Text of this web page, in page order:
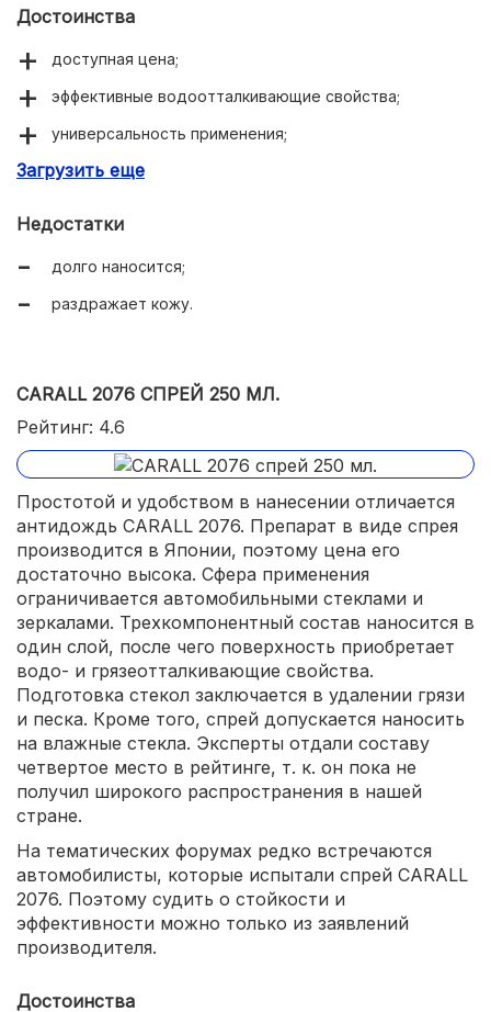
Достоинства
доступная цена;
эффективные водоотталкивающие свойства;
универсальность применения;
долговечность.
Загрузить еще
Недостатки
долго наносится;
раздражает кожу.
CARALL 2076 СПРЕЙ 250 МЛ.
Рейтинг: 4.6
Простотой и удобством в нанесении отличается
антидождь CARALL 2076. Препарат в виде спрея
производится в Японии, поэтому цена его
достаточно высока. Сфера применения
ограничивается автомобильными стеклами и
зеркалами. Трехкомпонентный состав наносится в
один слой, после чего поверхность приобретает
водо- и грязеотталкивающие свойства.
Подготовка стекол заключается в удалении грязи
и песка. Кроме того, спрей допускается наносить
на влажные стекла. Эксперты отдали составу
четвертое место в рейтинге, т. к. он пока не
получил широкого распространения в нашей
стране.
На тематических форумах редко встречаются
автомобилисты, которые испытали спрей CARALL
2076. Поэтому судить о стойкости и
эффективности можно только из заявлений
производителя.
Достоинства